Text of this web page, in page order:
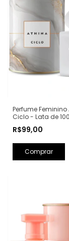
Perfume
Ciclo - Lata de
R$99,00